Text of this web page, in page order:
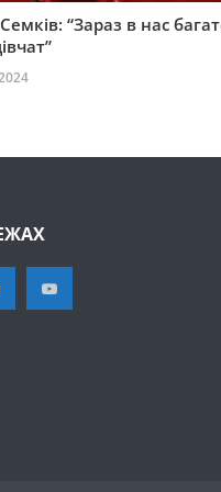
“Зараз в нас